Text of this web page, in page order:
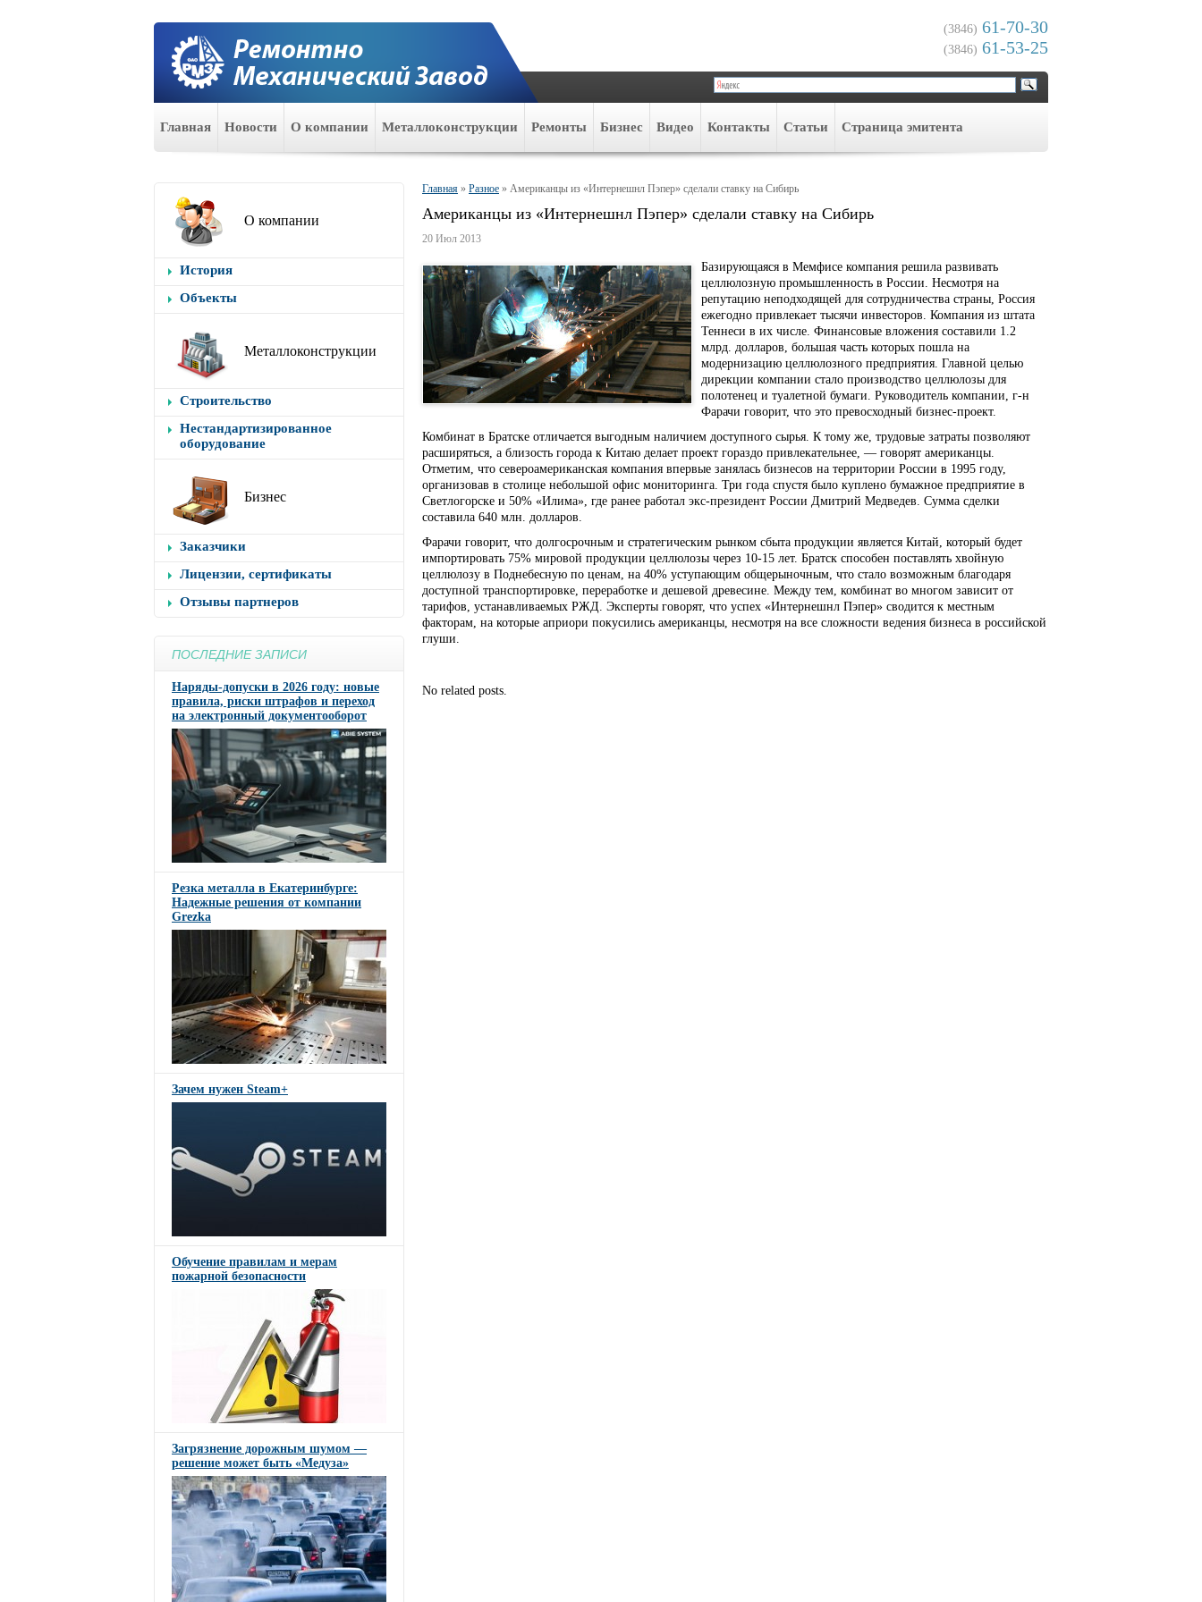
(3846) 61-70-30
(3846) 61-53-25
Главная Новости О компании Металлоконструкции Ремонты Бизнес Видео Контакты Статьи Cтраница эмитента
О компании
История
Объекты
Металлоконструкции
Строительство
Нестандартизированное
оборудование
Бизнес
Заказчики
Лицензии, сертификаты
Отзывы партнеров
ПОСЛЕДНИЕ ЗАПИСИ
Наряды-допуски в 2026 году: новые
правила, риски штрафов и переход
на электронный документооборот
Резка металла в Екатеринбурге:
Надежные решения от компании
Grezka
Зачем нужен Steam+
Обучение правилам и мерам
пожарной безопасности
Загрязнение дорожным шумом —
решение может быть «Медуза»
Главная » Разное » Американцы из «Интернешнл Пэпер» сделали ставку на Сибирь
Американцы из «Интернешнл Пэпер» сделали ставку на Сибирь
20 Июл 2013
Базирующаяся в Мемфисе компания решила развивать
целлюлозную промышленность в России. Несмотря на
репутацию неподходящей для сотрудничества страны, Россия
ежегодно привлекает тысячи инвесторов. Компания из штата
Теннеси в их числе. Финансовые вложения составили 1.2
млрд. долларов, большая часть которых пошла на
модернизацию целлюлозного предприятия. Главной целью
дирекции компании стало производство целлюлозы для
полотенец и туалетной бумаги. Руководитель компании, г-н
Фарачи говорит, что это превосходный бизнес-проект.
Комбинат в Братске отличается выгодным наличием доступного сырья. К тому же, трудовые затраты позволяют
расширяться, а близость города к Китаю делает проект гораздо привлекательнее, — говорят американцы.
Отметим, что североамериканская компания впервые занялась бизнесов на территории России в 1995 году,
организовав в столице небольшой офис мониторинга. Три года спустя было куплено бумажное предприятие в
Светлогорске и 50% «Илима», где ранее работал экс-президент России Дмитрий Медведев. Сумма сделки
составила 640 млн. долларов.
Фарачи говорит, что долгосрочным и стратегическим рынком сбыта продукции является Китай, который будет
импортировать 75% мировой продукции целлюлозы через 10-15 лет. Братск способен поставлять хвойную
целлюлозу в Поднебесную по ценам, на 40% уступающим общерыночным, что стало возможным благодаря
доступной транспортировке, переработке и дешевой древесине. Между тем, комбинат во многом зависит от
тарифов, устанавливаемых РЖД. Эксперты говорят, что успех «Интернешнл Пэпер» сводится к местным
факторам, на которые априори покусились американцы, несмотря на все сложности ведения бизнеса в российской
глуши.
No related posts.